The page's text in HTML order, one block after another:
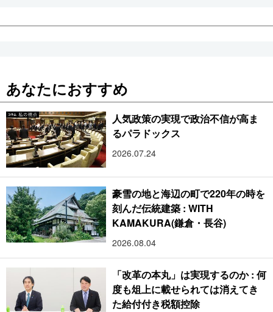
あなたにおすすめ
人気政策の実現で政治不信が高ま
るパラドックス
2026.07.24
豪雪の地と海辺の町で220年の時を
刻んだ伝統建築 : WITH
KAMAKURA(鎌倉・長谷)
2026.08.04
「改革の本丸」は実現するのか : 何
度も俎上に載せられては消えてき
た給付付き税額控除